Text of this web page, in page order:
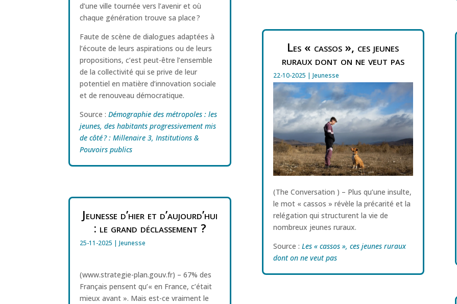
d’une ville tournée vers l’avenir et où
chaque génération trouve sa place ?
Faute de scène de dialogues adaptées à
l’écoute de leurs aspirations ou de leurs
propositions, c’est peut-être l’ensemble
de la collectivité qui se prive de leur
potentiel en matière d’innovation sociale
et de renouveau démocratique.
Source :Démographie des métropoles : les
jeunes, des habitants progressivement mis
de côté ? : Millenaire 3, Institutions &
Pouvoirs publics
Jeunesse d’hier et d’aujourd’hui
: le grand déclassement ?
25-11-2025 |Jeunesse
(www.strategie-plan.gouv.fr) – 67% des
Français pensent qu’« en France, c’était
mieux avant ». Mais est-ce vraiment le
Les « cassos », ces jeunes
ruraux dont on ne veut pas
22-10-2025 | Jeunesse
(The Conversation ) – Plus qu’une insulte,
le mot « cassos » révèle la précarité et la
relégation qui structurent la vie de
nombreux jeunes ruraux.
Source : Les « cassos », ces jeunes ruraux
dont on ne veut pas